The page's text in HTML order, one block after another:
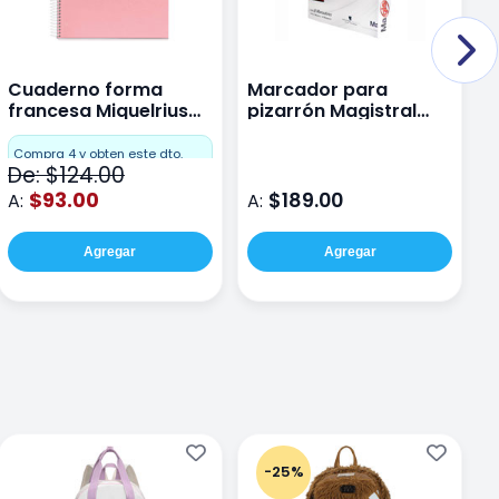
Cuaderno forma
francesa Miquelrius
Emotions raya 120
hojas Rosa
Compra 4 y obten este dto.
De: $124.00
A: $93.00
Agregar
Marcador para
pizarrón Magistral
A: $189.00
Agregar
-25%